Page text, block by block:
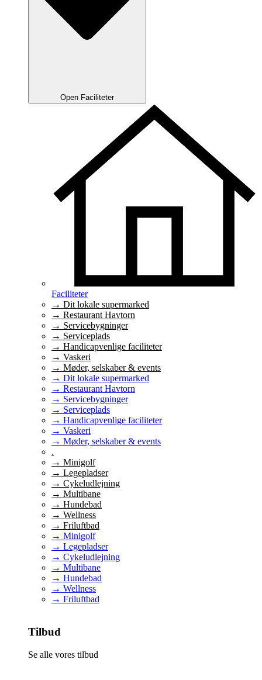
Open Faciliteter
Faciliteter
→ Dit lokale supermarked
→ Restaurant Havtorn
→ Servicebygninger
→ Serviceplads
→ Handicapvenlige faciliteter
→ Vaskeri
→ Møder, selskaber & events
→ Dit lokale supermarked
→ Restaurant Havtorn
→ Servicebygninger
→ Serviceplads
→ Handicapvenlige faciliteter
→ Vaskeri
→ Møder, selskaber & events
.
→ Minigolf
→ Legepladser
→ Cykeludlejning
→ Multibane
→ Hundebad
→ Wellness
→ Friluftbad
→ Minigolf
→ Legepladser
→ Cykeludlejning
→ Multibane
→ Hundebad
→ Wellness
→ Friluftbad
Tilbud
Se alle vores tilbud